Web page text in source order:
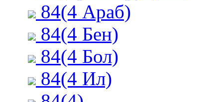
84(4 Араб)
84(4 Бен)
84(4 Бол)
84(4 Ил)